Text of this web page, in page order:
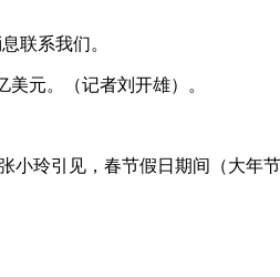
联系我们。
元。（记者刘开雄）。
玲引见，春节假日期间（大年